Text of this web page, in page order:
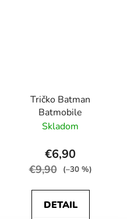
Tričko Batman
Batmobile
Skladom
€6,90
€9,90 (–30 %)
DETAIL